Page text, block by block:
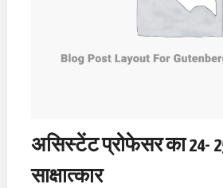
असिस्टेंट प्रोफेसर का 24-
साक्षात्कार